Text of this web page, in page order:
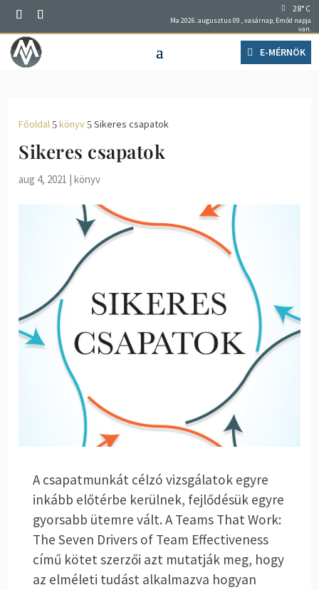
28° C
Ma 2026. augusztus 09., vasárnap, Emőd napja
van.
E-MÉRNÖK
Főoldal 5 könyv 5 Sikeres csapatok
Sikeres csapatok
aug 4, 2021 |könyv
A csapatmunkát célzó vizsgálatok egyre
inkább előtérbe kerülnek, fejlődésük egyre
gyorsabb ütemre vált. ATeams That Work:
The Seven Drivers of Team Effectiveness
című kötet szerzői azt mutatják meg, hogy
az elméleti tudást alkalmazva hogyan